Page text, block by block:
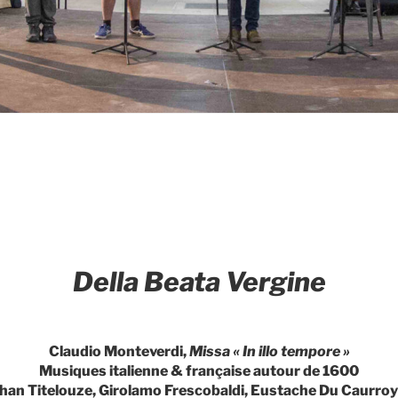
Della Beata Vergine
Claudio Monteverdi,Missa « In illo tempore »
Musiques italienne & française autour de 1600
Titelouze, Girolamo Frescobaldi, Eustache Du Caurroy